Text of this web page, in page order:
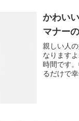
かわい
マナー
親しい人
なります
時間です
るだけで